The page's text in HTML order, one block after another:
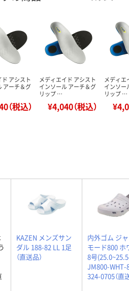
ド アシスト
アーチ＆グ
（税込）
メディエイド アシスト
インソール アーチ＆グ
リップ …
¥4,040（税込）
メディエ
インソー
リップ …
KAZEN メンズサン
ダル 188-82 LL 1足
（直送品）
内外ゴム ジ
モード800 ホ
8号
JM800-WHT-
324-0705（直